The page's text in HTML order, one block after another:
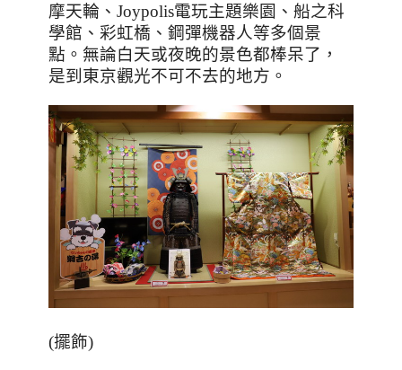
摩天輪、 Joypolis電玩主題樂園、船之科
學館、彩虹橋、鋼彈機器人等多個景
點。無論白天或夜晚的景色都棒呆了，
是到東京觀光不可不去的地方。
(擺飾)